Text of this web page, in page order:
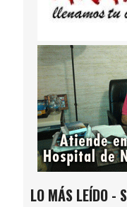
LO MÁS LEÍDO -